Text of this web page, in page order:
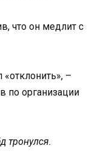
что он медлит с
–
по организации
тронулся.